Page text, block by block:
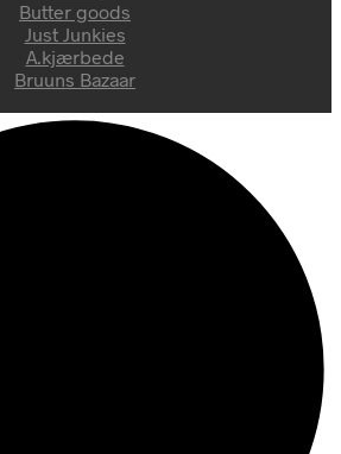
Butter goods
Just Junkies
A.kjærbede
Bruuns Bazaar